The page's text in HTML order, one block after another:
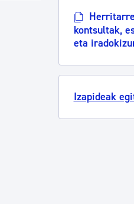
kontsultak,
eta
Izapideak